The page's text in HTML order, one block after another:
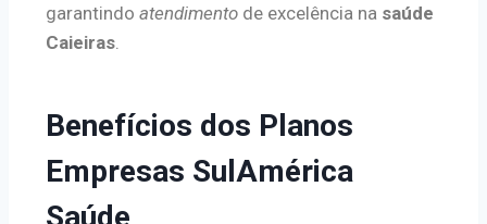
garantindo atendimento de excelência na saúde
Caieiras
Benefícios dos Planos
Empresas SulAmérica
Saúde